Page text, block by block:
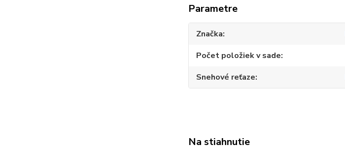
Parametre
Značka
Počet položiek v sade
Snehové reťaze
Na stiahnutie